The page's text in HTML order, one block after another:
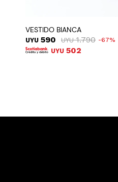
VESTIDO BIANCA
UYU 590 UYU 1.790 67
UYU 502